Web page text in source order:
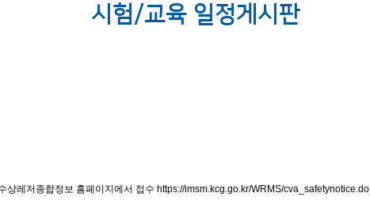
시험/교육 일정게시판
상레저종합정보 홈페이지에서 접수 https://imsm.kcg.go.kr/WRMS/cva_safetynotice.do